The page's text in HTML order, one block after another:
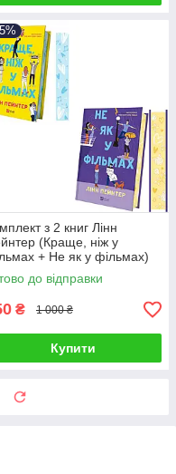
з 2 книг Лінн
(Краще, ніж у
+ Не як у фільмах)
до відправки
₴ 1 000 ₴
Купити